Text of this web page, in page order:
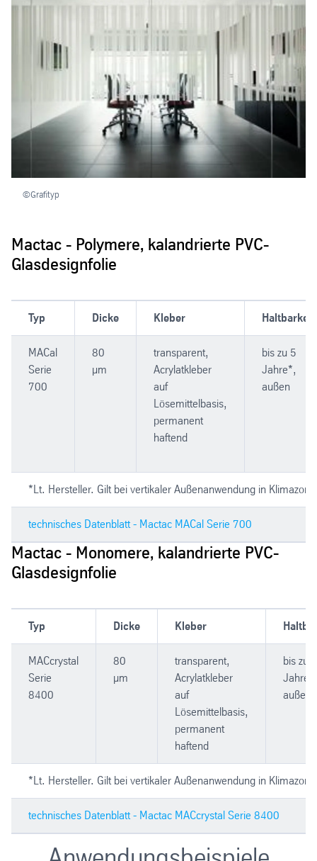
©Grafityp
Mactac - Polymere, kalandrierte PVC-
Glasdesignfolie
Typ Dicke Kleber Haltbarkeit
MACal
Serie
700
80
µm
transparent,
Acrylatkleber
auf
Lösemittelbasis,
permanent
haftend
bis zu 5
Jahre*,
außen
*Lt. Hersteller. Gilt bei vertikaler Außenanwendung in
technisches Datenblatt - Mactac MACal Serie 700
Mactac - Monomere, kalandrierte PVC-
Glasdesignfolie
Typ Dicke Kleber
MACcrystal
Serie
8400
80
µm
transparent,
Acrylatkleber
auf
Lösemittelbasis,
permanent
haftend
bis zu 3
Jahre*,
außen
*Lt. Hersteller. Gilt bei vertikaler Außenanwendung in
technisches Datenblatt - Mactac MACcrystal Serie 8400